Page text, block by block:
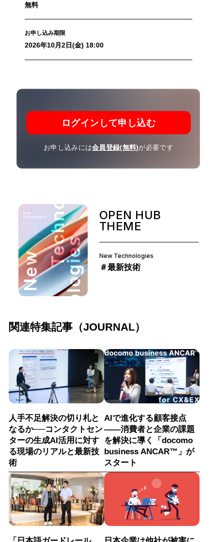
無料
お申し込み期限
2026年10月2日(金) 18:00
ログインして申し込む
お申し込みには会員登録(無料)が必要です
OPEN HUB
THEME
New Technologies
＃最新技術
関連特集記事（JOURNAL）
人手不足解決の切り札と
なるか──コンタクトセン
ターの生成AI活用に対す
る現場のリアルと最新技
術
AIで進化する顧客接点
――消費者と企業の課題
を解決に導く「docomo
business ANCAR™」が
スタート